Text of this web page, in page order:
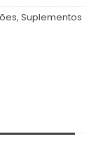
, Suplementos